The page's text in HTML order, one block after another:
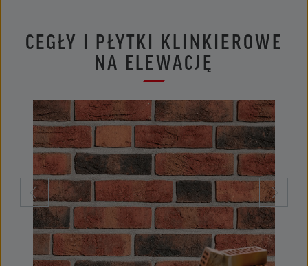
CEGŁY I PŁYTKI KLINKIEROWE
NA ELEWACJĘ